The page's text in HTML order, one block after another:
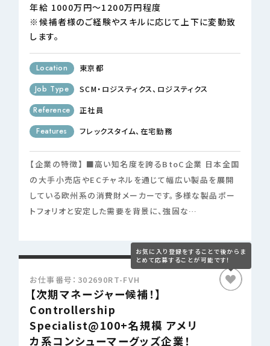
年給 1000万円～1200万円程度
※候補者様のご経験やスキルに応じて上下に変動致
します。
Location
東京都
Job Type
SCM・ロジスティクス
ロジスティクス
Reference
正社員
Features
フレックスタイム 在宅勤務
【企業の特徴】 ■高い知名度を誇るBtoC企業 日本全国
の大手小売店やECチャネルを通じて幅広い製品を展開
している欧州系の消費財メーカーです。多様な製品ポー
トフォリオと安定した需要を背景に、強固な…
お仕事番号：302690RT-FVH
【次期マネージャー候補！】
Controllership
Specialist@100+名規模 アメリ
カ系コンシューマーグッズ企業！